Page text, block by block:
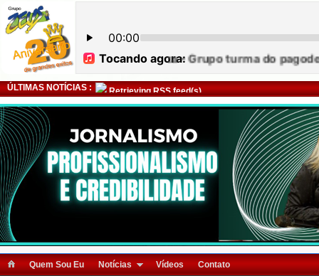
ÚLTIMAS NOTÍCIAS : Retrieving RSS feed(s)
Quem Sou Eu Notícias Vídeos Contato